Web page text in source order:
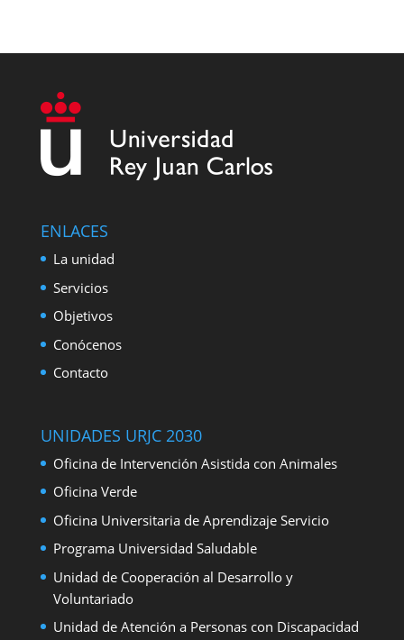
ENLACES
La unidad
Servicios
Objetivos
Conócenos
Contacto
UNIDADES URJC 2030
Oficina de Intervención Asistida con Animales
Oficina Verde
Oficina Universitaria de Aprendizaje Servicio
Programa Universidad Saludable
Unidad de Cooperación al Desarrollo y
Voluntariado
Unidad de Atención a Personas con Discapacidad